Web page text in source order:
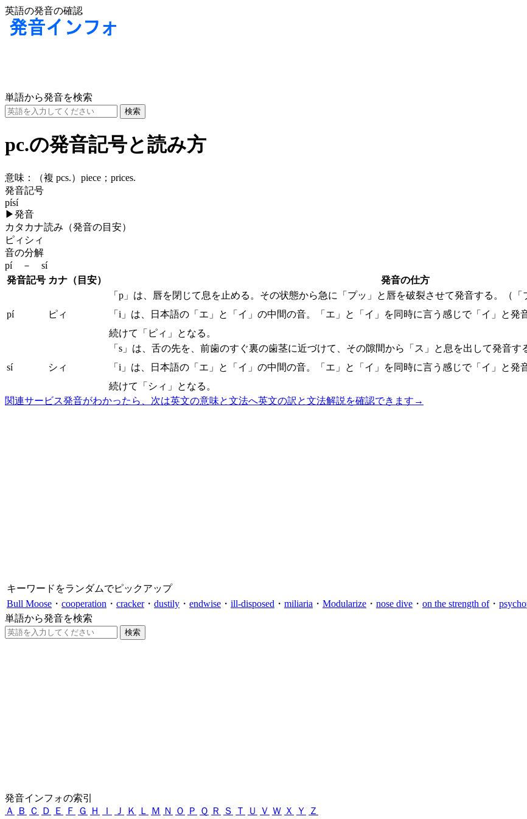
英語の発音の確認
単語から発音を検索
pc.の発音記号と読み方
意味：
（複 pcs.）piece；prices.
発音記号
písí
▶発音
カタカナ読み（発音の目安）
ピィシィ
音の分解
pí － sí
発音記号 カナ（目安） 発音の仕方
pí ピィ
「p」は、唇を閉じて息を止める。その状態から急に「プッ」と唇を破裂させて発音する。（「
「i」は、日本語の「エ」と「イ」の中間の音。「エ」と「イ」を同時に言う感じで「イ」と発
続けて「ピィ」となる。
sí シィ
「s」は、舌の先を、前歯のすぐ裏の歯茎に近づけて、その隙間から「ス」と息を出して発音す
「i」は、日本語の「エ」と「イ」の中間の音。「エ」と「イ」を同時に言う感じで「イ」と発
続けて「シィ」となる。
関連サービス発音がわかったら、次は英文の意味と文法へ英文の訳と文法解説を確認できます →
キーワードをランダムでピックアップ
Bull Moose ・ cooperation ・ cracker・ dustily ・ endwise ・ ill-disposed ・ miliaria ・ Modularize ・ nose dive ・ on the strength of・
単語から発音を検索
発音インフォの索引
Ａ
Ｂ Ｃ Ｄ Ｅ Ｆ Ｇ Ｈ Ｉ Ｊ Ｋ Ｌ Ｍ Ｎ Ｏ Ｐ Ｑ Ｒ Ｓ Ｔ Ｕ Ｖ Ｗ Ｘ Ｙ Ｚ